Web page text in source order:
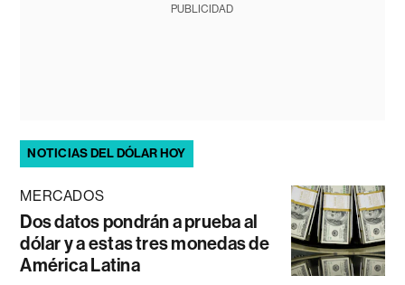
PUBLICIDAD
NOTICIAS DEL DÓLAR HOY
MERCADOS
Dos datos pondrán a prueba al
dólar y a estas tres monedas de
América Latina